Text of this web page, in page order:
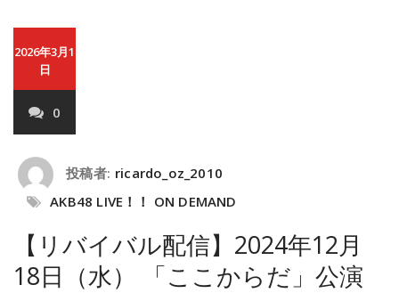
2026年3月1
日
0
投稿者: ricardo_oz_2010
AKB48 LIVE！！ ON DEMAND
【リバイバル配信】2024年12月
18日（水） 「ここからだ」公演